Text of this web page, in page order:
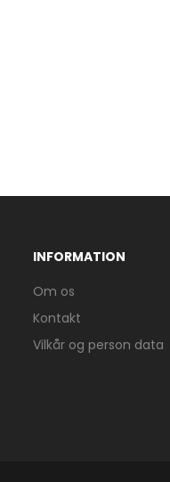
INFORMATION
Om os
Kontakt
Vilkår og person data